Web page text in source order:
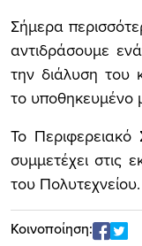
Σήμερα
αντιδράσουμε
την διάλυση του
το υποθηκευμένο
Το
συμμετέχει στις
του Πολυτεχνείου.
Κοινοποίηση: